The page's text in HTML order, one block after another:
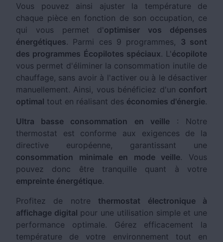
Vous pouvez ainsi ajuster la température de
chaque pièce en fonction de son occupation, ce
qui vous permet d'optimiser vos dépenses
énergétiques. Parmi ces 9 programmes, 3 sont
des programmes Écopilotes spéciaux. L'écopilote
vous permet d'éliminer la consommation inutile de
chauffage, sans avoir à l'activer ou à le désactiver
manuellement. Ainsi, vous bénéficiez d'un confort
optimal tout en réalisant des économies d'énergie.
Ultra basse consommation en veille: Notre
thermostat est conforme aux exigences de la
directive européenne, garantissant une
consommation minimale en mode veille. Vous
pouvez donc être tranquille quant à votre
empreinte énergétique.
Profitez de notre thermostat électronique à
affichage digital pour une utilisation simple et une
performance optimale. Gérez efficacement la
température de votre environnement tout en